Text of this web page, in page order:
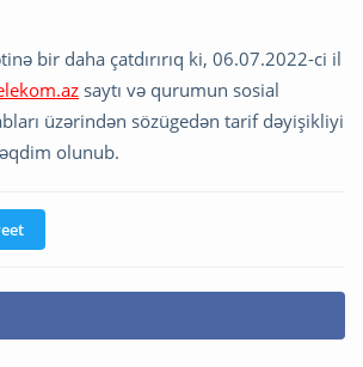
bir daha çatdırırıq ki, 06.07.2022-ci il
saytı və qurumun sosial
üzərindən sözügedən tarif dəyişikliyi
olunub.